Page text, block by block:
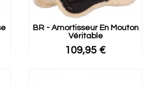
BR - Amortisseur En Mouton
Véritable
109,95 €